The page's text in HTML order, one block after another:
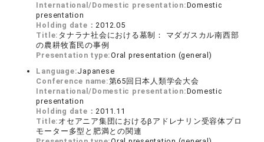
International/Domestic presentation:Domestic
presentation
Holding date：2012.05
Title: タナラナ社会における墓制： マダガスカル南西部
の農耕牧畜民の事例
Presentation type:Oral presentation (general)
Language:Japanese
Conference name:第65回日本人類学会大会
International/Domestic presentation:Domestic
presentation
Holding date：2011.11
Title: オセアニア集団におけるβアドレナリン受容体プロ
モーター多型と肥満との関連